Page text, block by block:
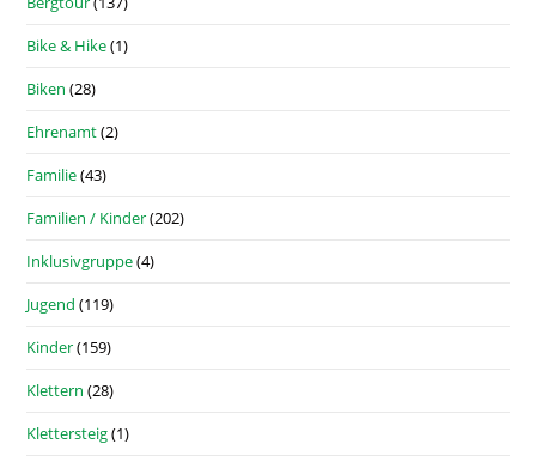
Bike & Hike(1)
Biken (28)
Ehrenamt(2)
Familie(43)
Familien / Kinder(202)
Inklusivgruppe(4)
Jugend (119)
Kinder(159)
Klettern (28)
Klettersteig(1)